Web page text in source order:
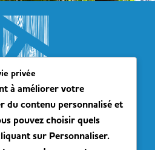
privée
à améliorer votre
du contenu personnalisé et
pouvez choisir quels
sur Personnaliser.